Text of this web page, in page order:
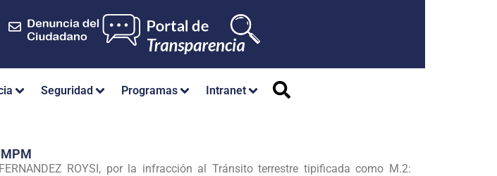
Seguridad Programas Intranet
ROYSI, por la infracción al Tránsito terrestre tipificada como M.2: